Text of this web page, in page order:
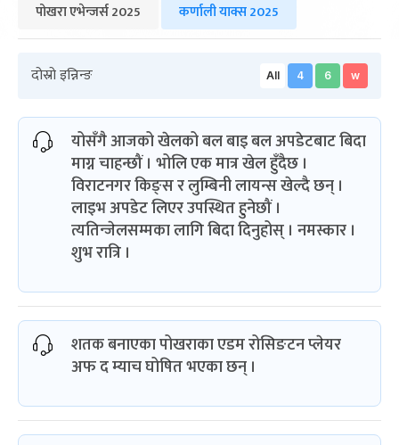
पोखरा एभेन्जर्स 2025 कर्णाली याक्स 2025
दोस्रो इन्निन्ङ All 4 6 w
योसँगै आजको खेलको बल बाइ बल अपडेटबाट बिदा
माग्न चाहन्छौं । भोलि एक मात्र खेल हुँदैछ ।
विराटनगर किङ्स र लुम्बिनी लायन्स खेल्दै छन् ।
लाइभ अपडेट लिएर उपस्थित हुनेछौं ।
त्यतिन्जेलसम्मका लागि बिदा दिनुहोस् । नमस्कार ।
शुभ रात्रि ।
शतक बनाएका पोखराका एडम रोसिङटन प्लेयर
अफ द म्याच घोषित भएका छन् ।